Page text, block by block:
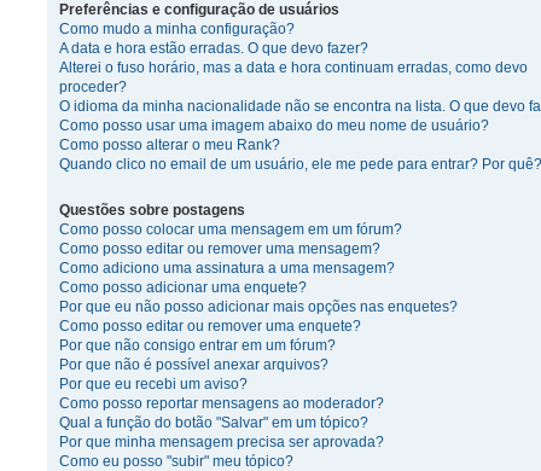
Preferências e configuração de usuários
Como mudo a minha configuração?
A data e hora estão erradas. O que devo fazer?
Alterei o fuso horário, mas a data e hora continuam erradas, como devo
proceder?
O idioma da minha nacionalidade não se encontra na lista. O que devo
Como posso usar uma imagem abaixo do meu nome de usuário?
Como posso alterar o meu Rank?
Quando clico no email de um usuário, ele me pede para entrar? Por quê?
Questões sobre postagens
Como posso colocar uma mensagem em um fórum?
Como posso editar ou remover uma mensagem?
Como adiciono uma assinatura a uma mensagem?
Como posso adicionar uma enquete?
Por que eu não posso adicionar mais opções nas enquetes?
Como posso editar ou remover uma enquete?
Por que não consigo entrar em um fórum?
Por que não é possível anexar arquivos?
Por que eu recebi um aviso?
Como posso reportar mensagens ao moderador?
Qual a função do botão "Salvar" em um tópico?
Por que minha mensagem precisa ser aprovada?
Como eu posso "subir" meu tópico?